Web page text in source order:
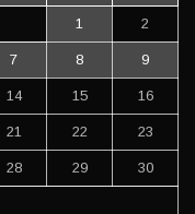
1 2
7 8 9
14 15 16
21 22 23
28 29 30